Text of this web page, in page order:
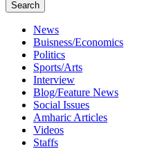
Search
News
Buisness/Economics
Politics
Sports/Arts
Interview
Blog/Feature News
Social Issues
Amharic Articles
Videos
Staffs